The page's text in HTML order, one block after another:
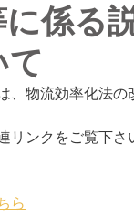
係る
て
、物流効率化法の
リンクをご覧下さ
ら